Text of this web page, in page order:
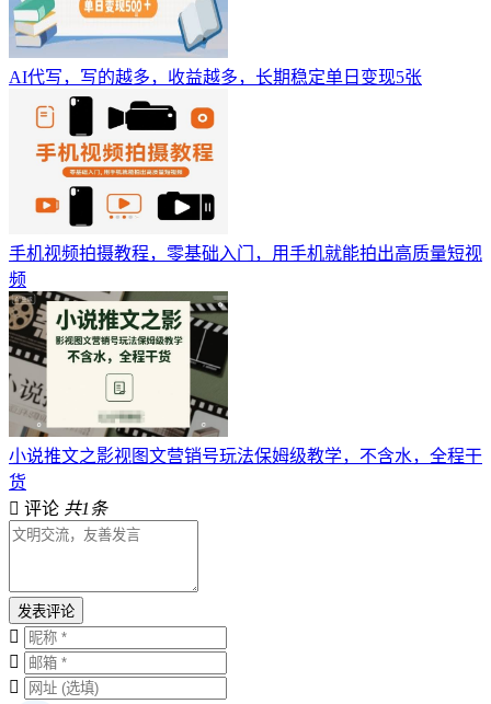
AI代写，写的越多，收益越多，长期稳定单日变现5张
手机视频拍摄教程，零基础入门，用手机就能拍出高质量短视
频
小说推文之影视图文营销号玩法保姆级教学，不含水，全程干
货
评论 共1条
发表评论